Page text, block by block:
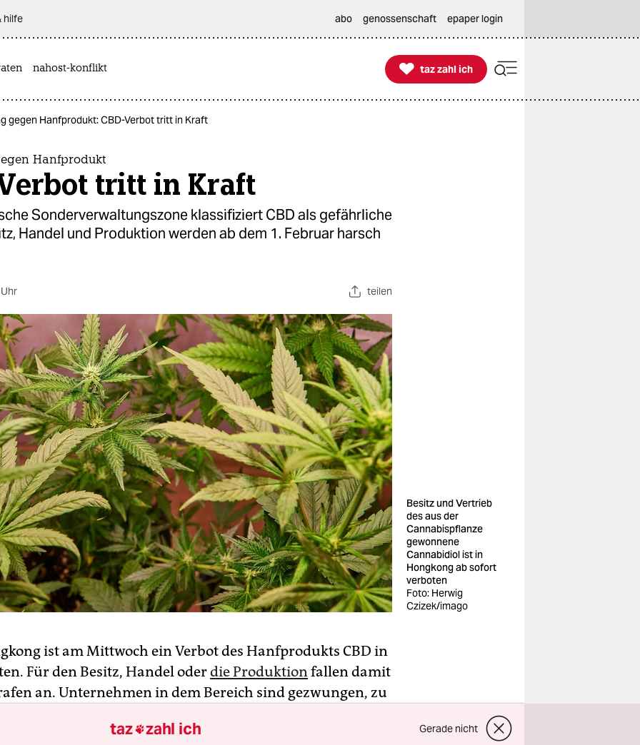
hilfe abo genossenschaft epaper login
nahost-konflikt 
taz zahl ich
taz zahl ich
gegen Hanfprodukt: CBD-Verbot tritt in Kraft
Hanfprodukt
tritt in Kraft
Sonderverwaltungszone klassifiziert CBD als gefährliche
Handel und Produktion werden ab dem 1. Februar harsch
teilen
Besitz und Vertrieb
des aus der
Cannabispflanze
gewonnene
Cannabidiol ist in
Hongkong ab sofort
verboten
Foto: Herwig
Czizek/imago
ist am Mittwoch ein Verbot des Hanfprodukts CBD in
Für den Besitz, Handel oderdie Produktionfallen damit
an. Unternehmen in dem Bereich sind gezwungen, zu
Stadt und Sonderverwaltungszone hatten jüngst daran
taz zahl ich Gerade nicht